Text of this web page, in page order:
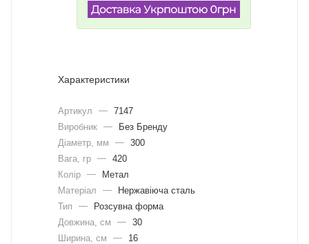
Характеристики
Артикул — 7147
Виробник —
Без Бренду
Діаметр, мм
— 300
Вага, гр — 420
Колір —
Метал
Матеріал
—
Нержавіюча сталь
Тип
—
Розсувна форма
Довжина, cм
— 30
Ширина, cм
—
16